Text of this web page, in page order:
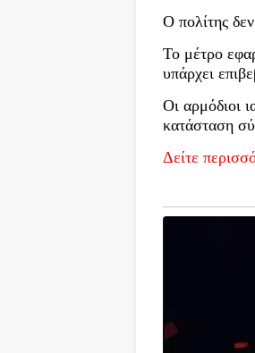
Ο πολίτης
Το μέτρο
υπάρχει
Οι αρμόδιοι
κατάσταση
Δείτε